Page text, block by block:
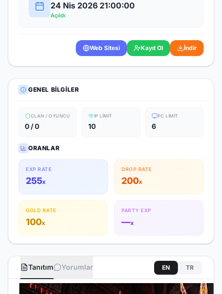
24 Nis 2026 21:00:00
Açıldı
Web Sitesi Kayıt Ol İndir
GENEL BILGILER
CLAN / OYUNCU
0 / 0
IP LIMIT
10
PC LIMIT
6
ORANLAR
EXP RATE
255x
DROP RATE
200x
GOLD RATE
100x
PARTY EXP
—x
Tanıtım Yorumlar EN TR